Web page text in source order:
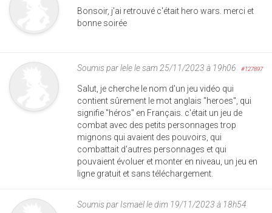
Bonsoir, j'ai retrouvé c'était hero wars. merci et
bonne soirée
Soumis parlelele sam 25/11/2023 à 19h06 #127897
Salut, je cherche le nom d'un jeu vidéo qui
contient sûrement le mot anglais "heroes", qui
signifie "héros" en Français. c'était un jeu de
combat avec des petits personnages trop
mignons qui avaient des pouvoirs, qui
combattait d'autres personnages et qui
pouvaient évoluer et monter en niveau, un jeu en
ligne gratuit et sans téléchargement.
Soumis par Ismaëlle dim 19/11/2023 à 18h54